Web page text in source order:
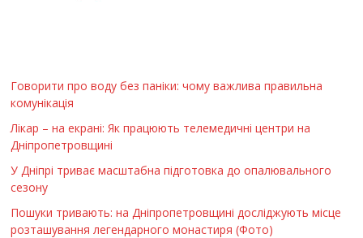
Говорити про воду без паніки: чому важлива правильна
комунікація
Лікар – на екрані: Як працюють телемедичні центри на
Дніпропетровщині
У Дніпрі триває масштабна підготовка до опалювального
сезону
Пошуки тривають: на Дніпропетровщині досліджують місце
розташування легендарного монастиря (Фото)